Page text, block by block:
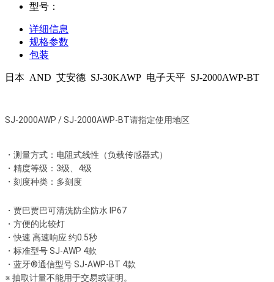
型号：
详细信息
规格参数
包装
日本 AND 艾安德 SJ-30KAWP 电子天平 SJ-2000AWP-BT
SJ-2000AWP / SJ-2000AWP-BT请指定使用地区
・测量方式：电阻式线性（负载传感器式）
・精度等级：3级、4级
・刻度种类：多刻度
・贾巴贾巴可清洗防尘防水 IP67
・方便的比较灯
・快速 高速响应 约0.5秒
・标准型号 SJ-AWP 4款
・蓝牙®通信型号 SJ-AWP-BT 4款
※ 抽取计量不能用于交易或证明。